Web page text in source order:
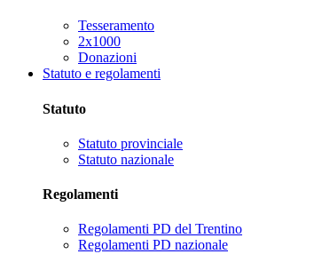
Tesseramento
2x1000
Donazioni
Statuto e regolamenti
Statuto
Statuto provinciale
Statuto nazionale
Regolamenti
Regolamenti PD del Trentino
Regolamenti PD nazionale